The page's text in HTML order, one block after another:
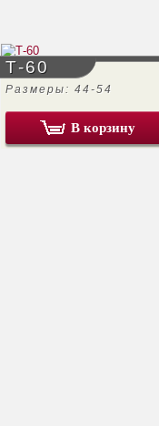
Т-60
Размеры: 44-54
В корзину